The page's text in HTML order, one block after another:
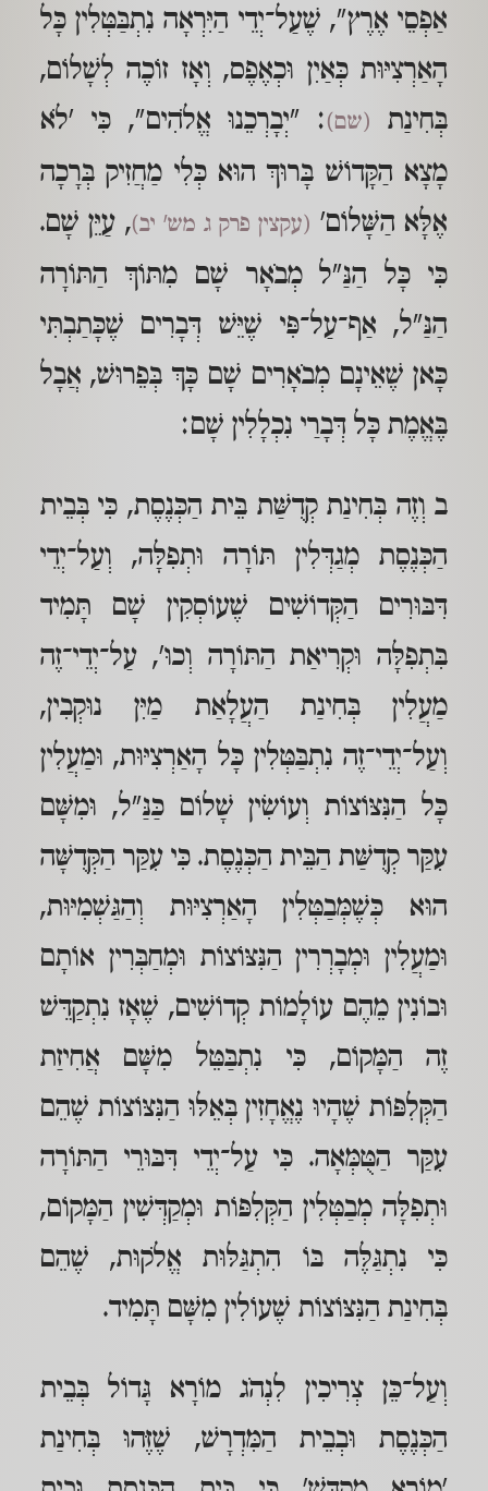
אַפְסֵי אֶרֶץ", שֶׁעַל־יְדֵי הַיִּרְאָה נִתְבַּטְּלִין כָּל
הָאַרְצִיּוּת כְּאַיִן וּכְאֶפֶס, וְאָז זוֹכֶה לְשָׁלוֹם,
בְּחִינַת
(שם): "יְבָרְכֵנוּ אֱלֹהִים", כִּי 'לֹא
מָצָא הַקָּדוֹשׁ בָּרוּךְ הוּא כְּלִי מַחֲזִיק בְּרָכָה
אֶלָּא הַשָּׁלוֹם' (עקצין פרק ג מש' יב), עַיֵּן שָׁם.
כִּי כָּל הַנַּ"ל מְבֹאָר שָׁם מִתּוֹךְ הַתּוֹרָה
הַנַּ"ל, אַף־עַל־פִּי שֶׁיֵּשׁ דְּבָרִים שֶׁכָּתַבְתִּי
כָּאן שֶׁאֵינָם מְבֹאָרִים שָׁם כָּךְ בְּפֵרוּשׁ, אֲבָל
בֶּאֱמֶת כָּל דְּבָרַי נִכְלָלִין שָׁם:
ב וְזֶה בְּחִינַת קְדֻשַּׁת בֵּית הַכְּנֶסֶת, כִּי בְּבֵית
הַכְּנֶסֶת מְגַדְּלִין תּוֹרָה וּתְפִלָּה, וְעַל־יְדֵי
דִּבּוּרִים הַקְּדוֹשִׁים שֶׁעוֹסְקִין שָׁם תָּמִיד
בִּתְפִלָּה וּקְרִיאַת הַתּוֹרָה וְכוּ', עַל־יְדֵי־זֶה
מַעֲלִין בְּחִינַת הַעֲלָאַת מַיִּן נוּקְבִין,
וְעַל־יְדֵי־זֶה נִתְבַּטְּלִין כָּל הָאַרְצִיּוּת, וּמַעֲלִין
כָּל הַנִּצּוֹצוֹת וְעוֹשִׂין שָׁלוֹם כַּנַּ"ל, וּמִשָּׁם
עִקַּר קְדֻשַּׁת הַבֵּית הַכְּנֶסֶת. כִּי עִקַּר הַקְּדֻשָּׁה
הוּא כְּשֶׁמְּבַטְּלִין הָאַרְצִיּוּת וְהַגַּשְׁמִיּוּת,
וּמַעֲלִין וּמְבָרְרִין הַנִּצּוֹצוֹת וּמְחַבְּרִין אוֹתָם
וּבוֹנִין מֵהֶם עוֹלָמוֹת קְדוֹשִׁים, שֶׁאָז נִתְקַדֵּשׁ
זֶה הַמָּקוֹם, כִּי נִתְבַּטֵּל מִשָּׁם אֲחִיזַת
הַקְּלִפּוֹת שֶׁהָיוּ נֶאֱחָזִין בְּאֵלּוּ הַנִּצּוֹצוֹת שֶׁהֵם
עִקַּר הַטֻּמְּאָה. כִּי עַל־יְדֵי דִּבּוּרֵי הַתּוֹרָה
וּתְפִלָּה מְבַטְּלִין הַקְּלִפּוֹת וּמְקַדְּשִׁין הַמָּקוֹם,
כִּי נִתְגַּלֶּה בּוֹ הִתְגַּלּוּת אֱלֹקוּת, שֶׁהֵם
בְּחִינַת הַנִּצּוֹצוֹת שֶׁעוֹלִין מִשָּׁם תָּמִיד.
וְעַל־כֵּן צְרִיכִין לִנְהֹג מוֹרָא גָּדוֹל בְּבֵית
הַכְּנֶסֶת וּבְבֵית הַמִּדְרָשׁ, שֶׁזֶּהוּ בְּחִינַת